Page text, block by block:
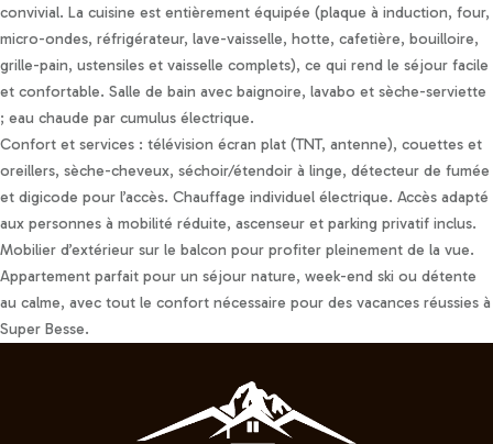
convivial. La cuisine est entièrement équipée (plaque à induction, four,
micro-ondes, réfrigérateur, lave-vaisselle, hotte, cafetière, bouilloire,
grille-pain, ustensiles et vaisselle complets), ce qui rend le séjour facile
et confortable. Salle de bain avec baignoire, lavabo et sèche-serviette
; eau chaude par cumulus électrique.
Confort et services : télévision écran plat (TNT, antenne), couettes et
oreillers, sèche-cheveux, séchoir/étendoir à linge, détecteur de fumée
et digicode pour l’accès. Chauffage individuel électrique. Accès adapté
aux personnes à mobilité réduite, ascenseur et parking privatif inclus.
Mobilier d’extérieur sur le balcon pour profiter pleinement de la vue.
Appartement parfait pour un séjour nature, week-end ski ou détente
au calme, avec tout le confort nécessaire pour des vacances réussies à
Super Besse.